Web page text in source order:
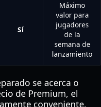
Sí
Máximo
valor para
jugadores
de la
semana de
lanzamiento
se acerca o
de Premium, el
conveniente.